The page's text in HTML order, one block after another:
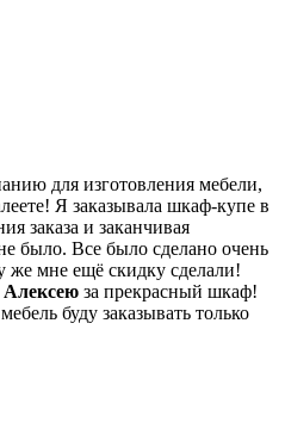
для изготовления мебели,
Я заказывала шкаф-купе в
заказа и заканчивая
было. Все было сделано очень
же мне ещё скидку сделали!
Алексею за прекрасный шкаф!
буду заказывать только